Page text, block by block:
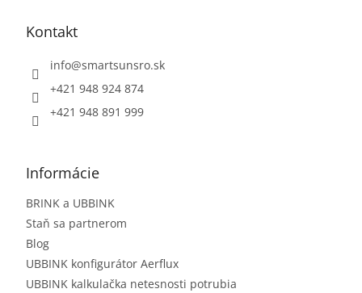
Kontakt
info@smartsunsro.sk
+421 948 924 874
+421 948 891 999
Informácie
BRINK a UBBINK
Staň sa partnerom
Blog
UBBINK konfigurátor Aerflux
UBBINK kalkulačka netesnosti potrubia